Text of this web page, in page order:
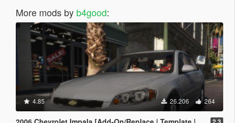
More mods by b4good:
4.85 26.206 264